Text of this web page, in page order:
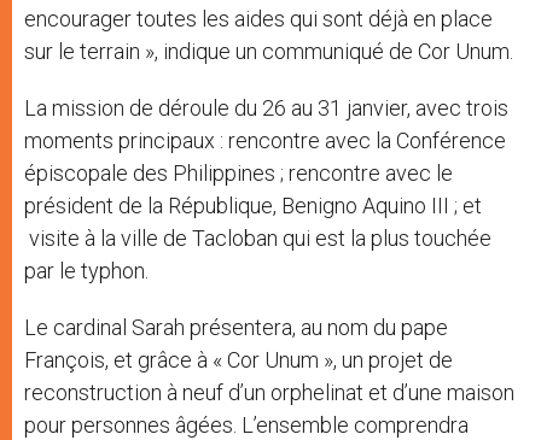
encourager toutes les aides qui sont déjà en place
sur le terrain », indique un communiqué de Cor Unum.
La mission de déroule du 26 au 31 janvier, avec trois
moments principaux : rencontre avec la Conférence
épiscopale des Philippines ; rencontre avec le
président de la République, Benigno Aquino III ; et
visite à la ville de Tacloban qui est la plus touchée
par le typhon.
Le cardinal Sarah présentera, au nom du pape
François, et grâce à « Cor Unum », un projet de
reconstruction à neuf d’un orphelinat et d’une maison
pour personnes âgées. L’ensemble comprendra